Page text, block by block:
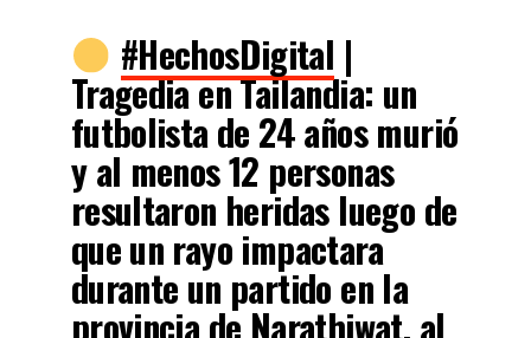
#HechosDigital |
Tragedia en Tailandia: un
futbolista de 24 años murió
y al menos 12 personas
resultaron heridas luego de
que un rayo impactara
durante un partido en la
provincia de Narathiwat, al